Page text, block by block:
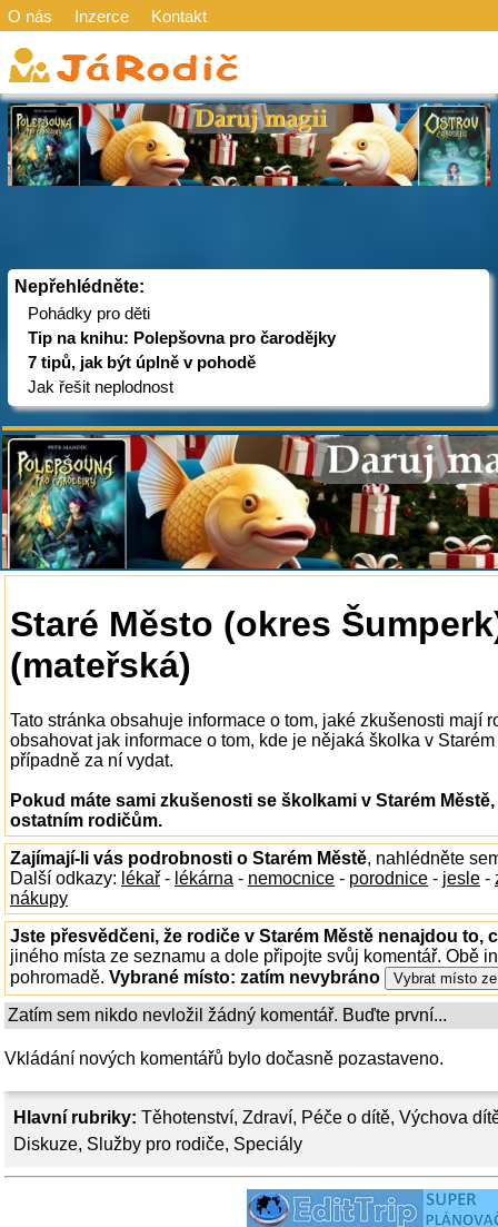
O nás Inzerce Kontakt
Nepřehlédněte:
Pohádky pro děti
Tip na knihu: Polepšovna pro čarodějky
7 tipů, jak být úplně v pohodě
Jak řešit neplodnost
Hlavní rubriky: Těhotenství, Zdraví, Péče o dítě, Výchova
Diskuze, Služby pro rodiče, Speciály
Staré Město (okres
(mateřská)
Tato stránka obsahuje informace o tom, jaké zkušenosti mají
obsahovat jak informace o tom, kde je nějaká školka v
případně za ní vydat.
Pokud máte sami zkušenosti se školkami v Starém
ostatním rodičům.
Zajímají-li vás podrobnosti o Starém Městě, nahlédněte
Další odkazy: lékař - lékárna - nemocnice - porodnice - jesle -
nákupy
Jste přesvědčeni, že rodiče v Starém Městě nenajdou to,
jiného místa ze seznamu a dole připojte svůj komentář. Obě
pohromadě. Vybrané místo: zatím nevybráno
Zatím sem nikdo nevložil žádný komentář. Buďte první...
Vkládání nových komentářů bylo dočasně pozastaveno.